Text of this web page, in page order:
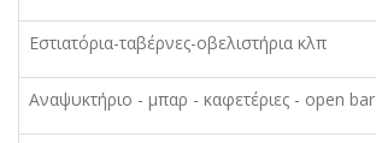
Εστιατόρια-ταβέρνες-οβελιστήρια κλπ
Αναψυκτήριο - μπαρ - καφετέριες - open bar